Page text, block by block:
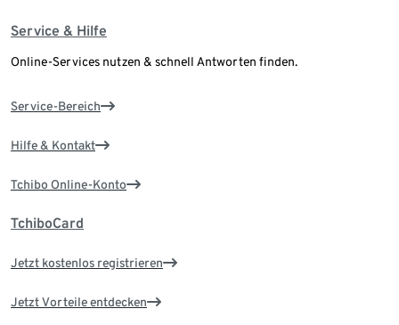
Service & Hilfe
Online-Services nutzen & schnell Antworten finden.
Service-Bereich
Hilfe & Kontakt
Tchibo Online-Konto
TchiboCard
Jetzt kostenlos registrieren
Jetzt Vorteile entdecken